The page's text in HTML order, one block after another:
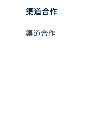
渠道合作
渠道合作